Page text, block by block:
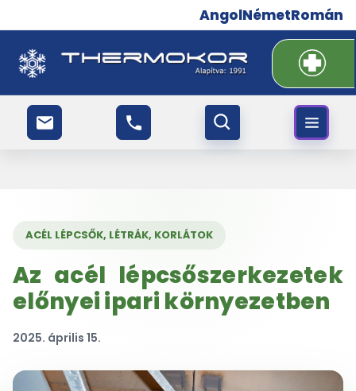
AngolNémetRomán
ACÉL LÉPCSŐK, LÉTRÁK, KORLÁTOK
Az acél lépcsőszerkezetek
előnyei ipari környezetben
2025. április 15.